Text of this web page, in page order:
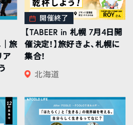
旅
ア
開催終了
【TABEER in 札幌 7月4日開
催決定！】旅好きよ、札幌に
集合！
北海道